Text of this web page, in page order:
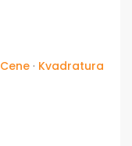
Cene · Kvadratura